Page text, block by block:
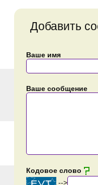
Добавить
Ваше имя
Ваше сообщение
Кодовое слово
-->